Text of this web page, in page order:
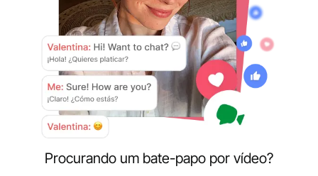
Procurando um bate-papo por vídeo?